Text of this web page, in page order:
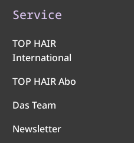
Service
TOP HAIR
International
TOP HAIR Abo
Das Team
Newsletter